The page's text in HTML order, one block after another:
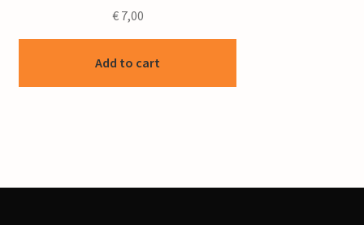
€7,00
Add to cart